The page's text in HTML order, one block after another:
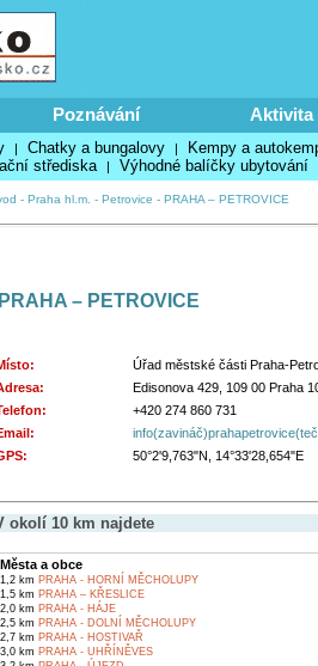
Poznávání Aktivita
| Chatky a bungalovy | Kempy a
střediska | Výhodné balíčky ubytování
- Praha hl.m. - Petrovice - PRAHA – PETROVICE
PRAHA – PETROVICE
Úřad městské části Praha-
Edisonova 429, 109 00 Praha
+420 274 860 731
50°2'9,763"N, 14°33'28,654"E
okolí 10 km najdete
Města a obce
1,2 km PRAHA - HORNÍ MĚCHOLUPY
1,5 km PRAHA – KŘESLICE
2,0 km PRAHA - HÁJE
2,5 km PRAHA - DOLNÍ MĚCHOLUPY
2,7 km PRAHA - HOSTIVAŘ
3,0 km PRAHA - UHŘÍNĚVES